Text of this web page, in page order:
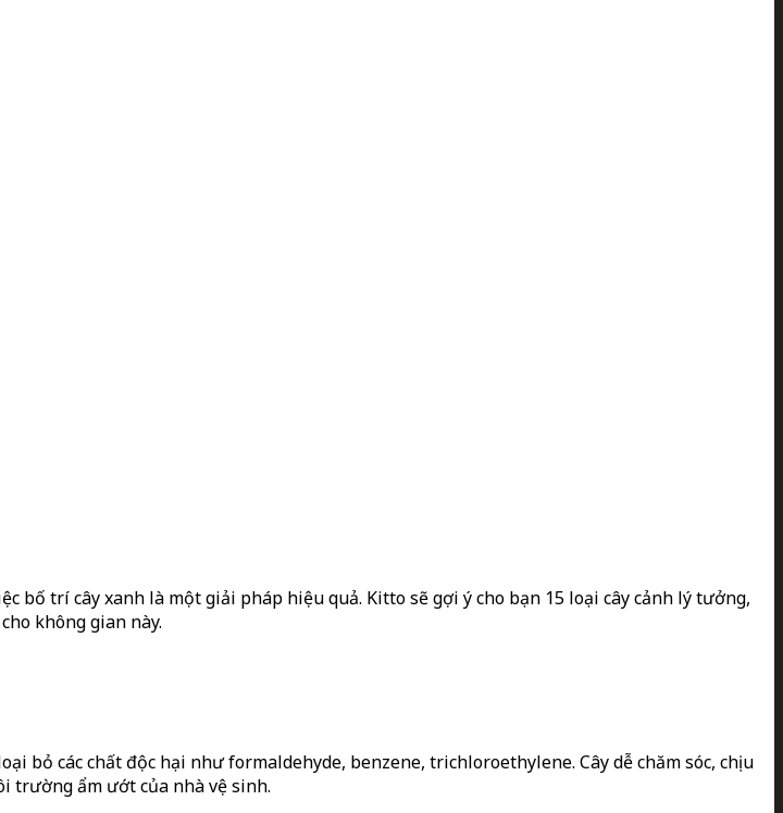
bố trí cây xanh là một giải pháp hiệu quả. Kitto sẽ gợi ý cho bạn 15 loại cây cảnh lý tưởng,
không gian này.
bỏ các chất độc hại như formaldehyde, benzene, trichloroethylene. Cây dễ chăm sóc, chịu
trường ẩm ướt của nhà vệ sinh.